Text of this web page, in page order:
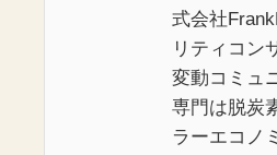
式会社
リティコン
変動コミュ
専門は脱炭
ラーエコノ